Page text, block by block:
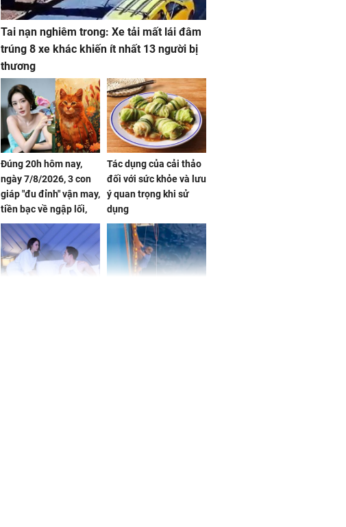
Tai nạn nghiêm trong: Xe tải mất lái đâm
trúng 8 xe khác khiến ít nhất 13 người bị
thương
Đúng 20h hôm nay,
ngày 7/8/2026, 3 con
giáp "đu đỉnh" vận may,
tiền bạc về ngập lối,
đón lộc ấm no, tình
tiền viên mãn
Tác dụng của cải thảo
đối với sức khỏe và lưu
ý quan trọng khi sử
dụng